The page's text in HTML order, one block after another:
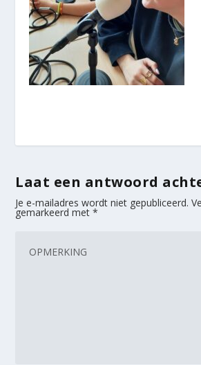
Laat een antwoord
Je e-mailadres wordt niet gepubliceerd.
gemarkeerd met*